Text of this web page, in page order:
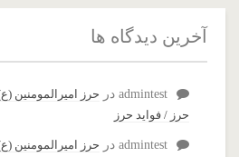
آخرین دیدگاه ها
admintest در حرز امیرالمومنین
حرز / فواید حرز
admintest در حرز امیرالمومنین